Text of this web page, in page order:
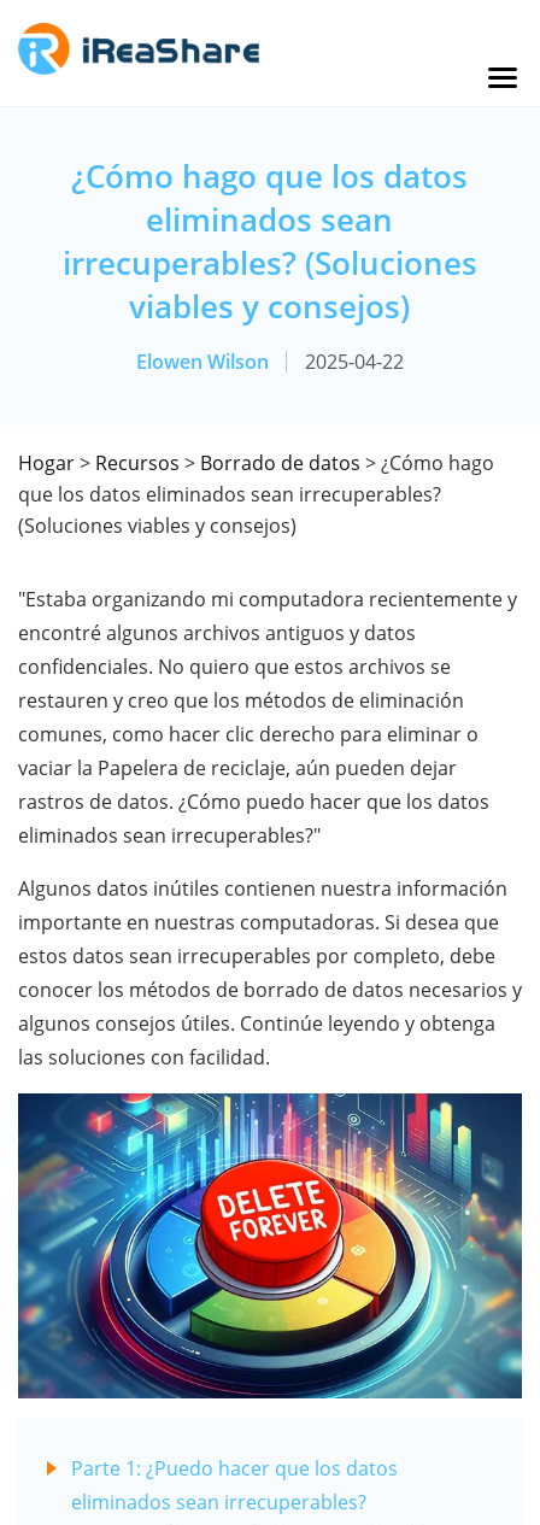
¿Cómo hago que los datos
eliminados sean
irrecuperables? (Soluciones
viables y consejos)
Elowen Wilson 2025-04-22
Hogar> Recursos > Borrado de datos > ¿Cómo hago
que los datos eliminados sean irrecuperables?
(Soluciones viables y consejos)
"Estaba organizando mi computadora recientemente y
encontré algunos archivos antiguos y datos
confidenciales. No quiero que estos archivos se
restauren y creo que los métodos de eliminación
comunes, como hacer clic derecho para eliminar o
vaciar la Papelera de reciclaje, aún pueden dejar
rastros de datos. ¿Cómo puedo hacer que los datos
eliminados sean irrecuperables?"
Algunos datos inútiles contienen nuestra información
importante en nuestras computadoras. Si desea que
estos datos sean irrecuperables por completo, debe
conocer los métodos de borrado de datos necesarios y
algunos consejos útiles. Continúe leyendo y obtenga
las soluciones con facilidad.
Parte 1: ¿Puedo hacer que los datos
eliminados sean irrecuperables?